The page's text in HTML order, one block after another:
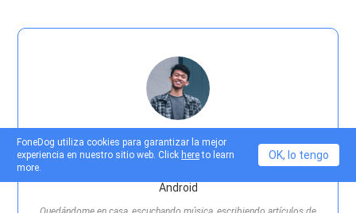
Nathan E. Malpass
Android
FoneDog utiliza cookies para garantizar la mejor
experiencia en nuestro sitio web. Click hereto learn
more.
OK, lo tengo